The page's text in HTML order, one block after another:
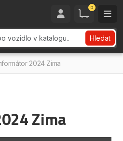
0
Hledat
2024 Zima
Zima